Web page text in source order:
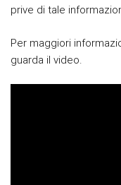
prive di tale
Per maggiori
guarda il video.